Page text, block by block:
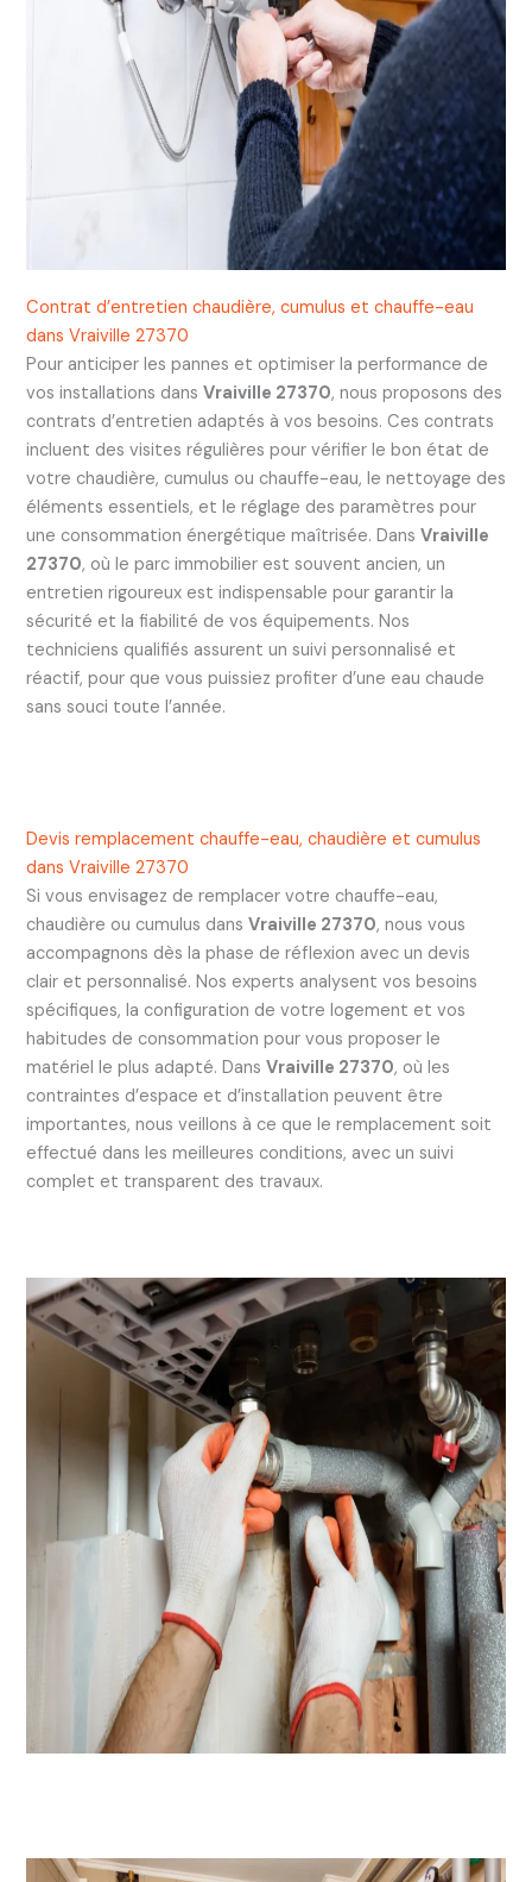
Contrat d’entretien chaudière, cumulus et chauffe-eau
dans Vraiville 27370
Pour anticiper les pannes et optimiser la performance de
vos installations dans Vraiville 27370, nous proposons des
contrats d’entretien adaptés à vos besoins. Ces contrats
incluent des visites régulières pour vérifier le bon état de
votre chaudière, cumulus ou chauffe-eau, le nettoyage des
éléments essentiels, et le réglage des paramètres pour
une consommation énergétique maîtrisée. Dans Vraiville
27370, où le parc immobilier est souvent ancien, un
entretien rigoureux est indispensable pour garantir la
sécurité et la fiabilité de vos équipements. Nos
techniciens qualifiés assurent un suivi personnalisé et
réactif, pour que vous puissiez profiter d’une eau chaude
sans souci toute l’année.
Devis remplacement chauffe-eau, chaudière et cumulus
dans Vraiville 27370
Si vous envisagez de remplacer votre chauffe-eau,
chaudière ou cumulus dans Vraiville 27370, nous vous
accompagnons dès la phase de réflexion avec un devis
clair et personnalisé. Nos experts analysent vos besoins
spécifiques, la configuration de votre logement et vos
habitudes de consommation pour vous proposer le
matériel le plus adapté. Dans Vraiville 27370, où les
contraintes d’espace et d’installation peuvent être
importantes, nous veillons à ce que le remplacement soit
effectué dans les meilleures conditions, avec un suivi
complet et transparent des travaux.